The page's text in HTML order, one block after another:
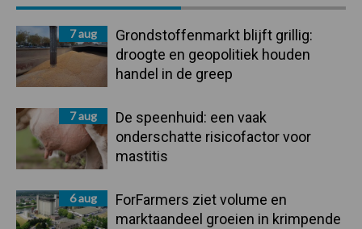
Sidebar
7 aug
Grondstoffenmarkt blijft grillig:
droogte en geopolitiek houden
handel in de greep
7 aug
De speenhuid: een vaak
onderschatte risicofactor voor
mastitis
6 aug
ForFarmers ziet volume en
marktaandeel groeien in krimpende